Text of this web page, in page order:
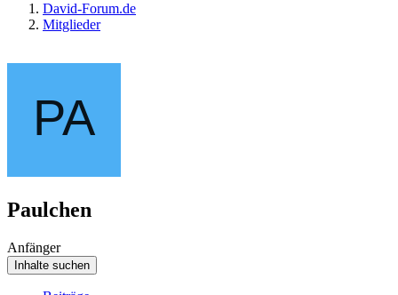
David-Forum.de
Mitglieder
Paulchen
Anfänger
Inhalte suchen